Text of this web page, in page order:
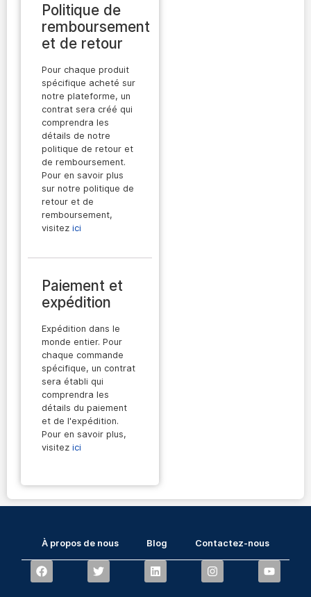
Politique de
remboursement
et de retour
Pour chaque produit
spécifique acheté sur
notre plateforme, un
contrat sera créé qui
comprendra les
détails de notre
politique de retour et
de remboursement.
Pour en savoir plus
sur notre politique de
retour et de
remboursement,
visitez ici
Paiement et
expédition
Expédition dans le
monde entier. Pour
chaque commande
spécifique, un contrat
sera établi qui
comprendra les
détails du paiement
et de l'expédition.
Pour en savoir plus,
visitez ici
À propos de nous Blog Contactez-nous